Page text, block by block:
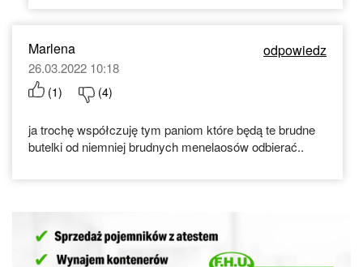
Marlena odpowiedz
26.03.2022 10:18
(1) (4)
ja trochę współczuję tym paniom które będą te brudne
butelki od niemniej brudnych menelaosów odbierać..